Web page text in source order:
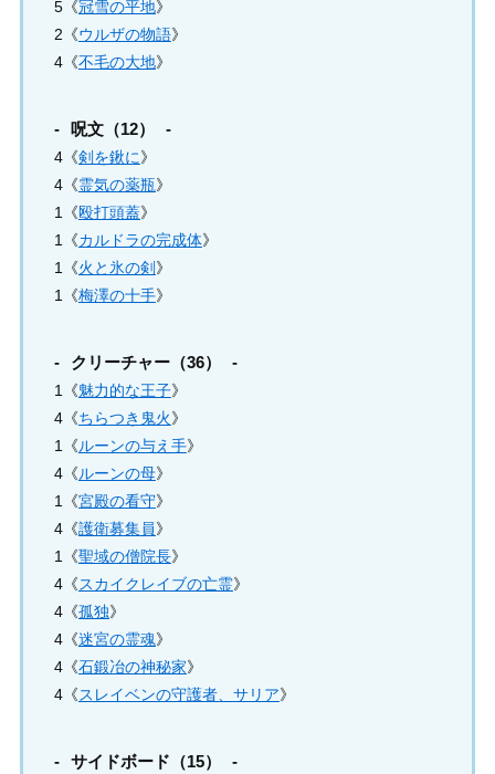
5《冠雪の平地》
2《ウルザの物語》
4《不毛の大地》
クリーチャー（36）
1《魅力的な王子》
4《ちらつき鬼火》
1《ルーンの与え手》
4《ルーンの母》
1《宮殿の看守》
4《護衛募集員》
1《聖域の僧院長》
4《スカイクレイブの亡霊》
4《孤独》
4《迷宮の霊魂》
4《石鍛冶の神秘家》
4《スレイベンの守護者、サリア》
呪文（12）
4《剣を鍬に》
4《霊気の薬瓶》
1《殴打頭蓋》
1《カルドラの完成体》
1《火と氷の剣 》
1《梅澤の十手》
サイドボード（15）